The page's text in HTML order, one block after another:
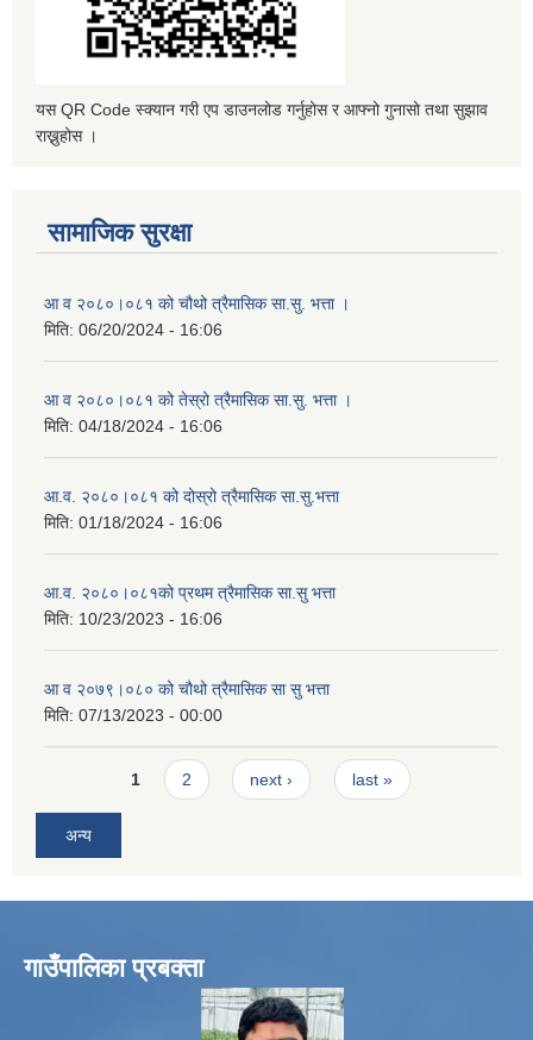
यस QR Code स्क्यान गरी एप डाउनलोड गर्नुहोस र आफ्नो गुनासो तथा सुझाव
राख्नुहोस ।
सामाजिक सुरक्षा
आ व २०८०।०८१ को चौथो त्रैमासिक सा.सु. भत्ता ।
मिति: 06/20/2024 - 16:06
आ व २०८०।०८१ को तेस्रो त्रैमासिक सा.सु. भत्ता ।
मिति: 04/18/2024 - 16:06
आ.व. २०८०।०८१ को दोस्रो त्रैमासिक सा.सु.भत्ता
मिति: 01/18/2024 - 16:06
आ.व. २०८०।०८१को प्रथम त्रैमासिक सा.सु भत्ता
मिति: 10/23/2023 - 16:06
आ व २०७९।०८० को चौथो त्रैमासिक सा सु भत्ता
मिति: 07/13/2023 - 00:00
Pages1 2 next › last »
अन्य
गाउँपालिका प्रबक्ता